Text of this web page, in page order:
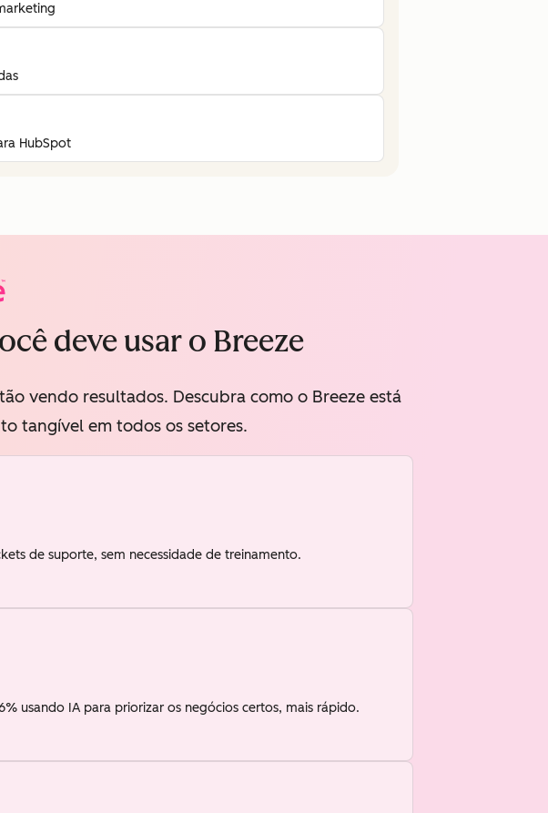
HubSpot
deve usar o Breeze
vendo resultados. Descubra como o Breeze está
tangível em todos os setores.
de suporte, sem necessidade de treinamento.
usando IA para priorizar os negócios certos, mais rápido.